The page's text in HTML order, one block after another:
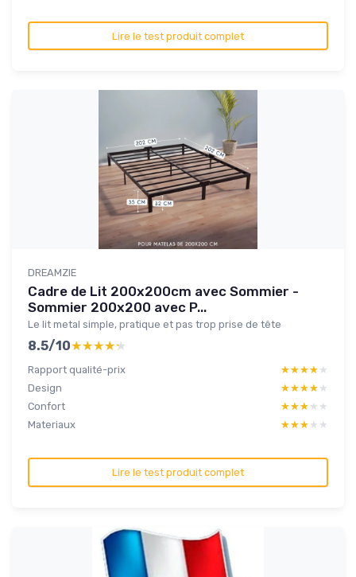
Lire le test produit complet
DREAMZIE
Cadre de Lit 200x200cm avec Sommier -
Sommier 200x200 avec P...
Le lit metal simple, pratique et pas trop prise de tête
8.5/10★★★★★
★★★★★
Rapport qualité-prix ★★★★★
★★★★★
Design
★★★★★
★★★★★
Confort
★★★★★
★★★★★
Materiaux
★★★★★
★★★★★
Lire le test produit complet